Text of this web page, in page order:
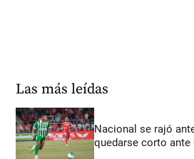
Las más leídas
Nacional se rajó
quedarse corto ante